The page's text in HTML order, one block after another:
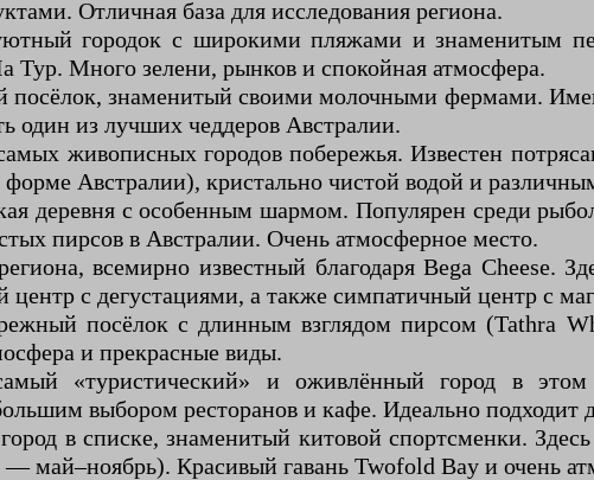
Отличная база для исследования региона.
городок с широкими пляжами и знаменитым
Тур. Много зелени, рынков и спокойная атмосфера.
знаменитый своими молочными фермами.
один из лучших чеддеров Австралии.
живописных городов побережья. Известен
Австралии), кристально чистой водой и
деревня с особенным шармом. Популярен среди
пирсов в Австралии. Очень атмосферное место.
всемирно известный благодаря Bega Cheese.
центр с дегустациями, а также симпатичный центр с
посёлок с длинным взглядом пирсом (Tathra
и прекрасные виды.
«туристический» и оживлённый город в
выбором ресторанов и кафе. Идеально подходит
в списке, знаменитый китовой спортсменки.
— май–ноябрь). Красивый гавань Twofold Bay и очень